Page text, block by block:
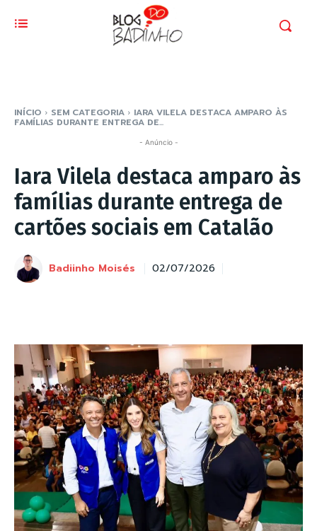
INÍCIO SEM CATEGORIA IARA VILELA DESTACA AMPARO ÀS
FAMÍLIAS DURANTE ENTREGA DE...
- Anúncio -
Iara Vilela destaca amparo às
famílias durante entrega de
cartões sociais em Catalão
Badiinho Moisés 02/07/2026